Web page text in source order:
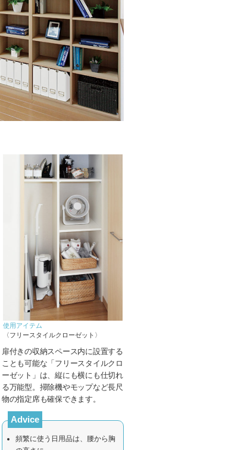
使用アイテム
〈フリースタイルクローゼット〉
扉付きの収納スペース内に設置する
ことも可能な「フリースタイルクロ
ーゼット」は、縦にも横にも仕切れ
る万能型。掃除機やモップなど長尺
物の指定席も確保できます。
Advice
頻繁に使う日用品は、腰から胸